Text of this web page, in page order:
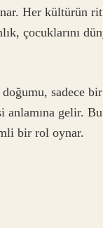
Her kültürün
çocuklarını
sadece
gelir.
bir rol oynar.